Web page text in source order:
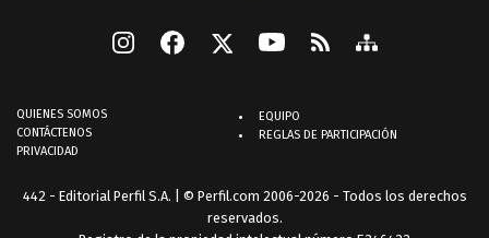
QUIENES SOMOS
CONTÁCTENOS
PRIVACIDAD
EQUIPO
REGLAS DE PARTICIPACIÓN
442 - Editorial Perfil S.A. | © Perfil.com 2006-2026 - Todos los derechos
reservados.